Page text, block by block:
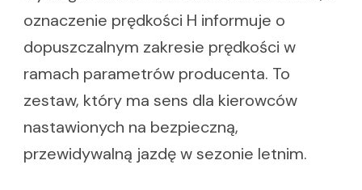
oznaczenie prędkości H informuje o
dopuszczalnym zakresie prędkości w
ramach parametrów producenta. To
zestaw, który ma sens dla kierowców
nastawionych na bezpieczną,
przewidywalną jazdę w sezonie letnim.